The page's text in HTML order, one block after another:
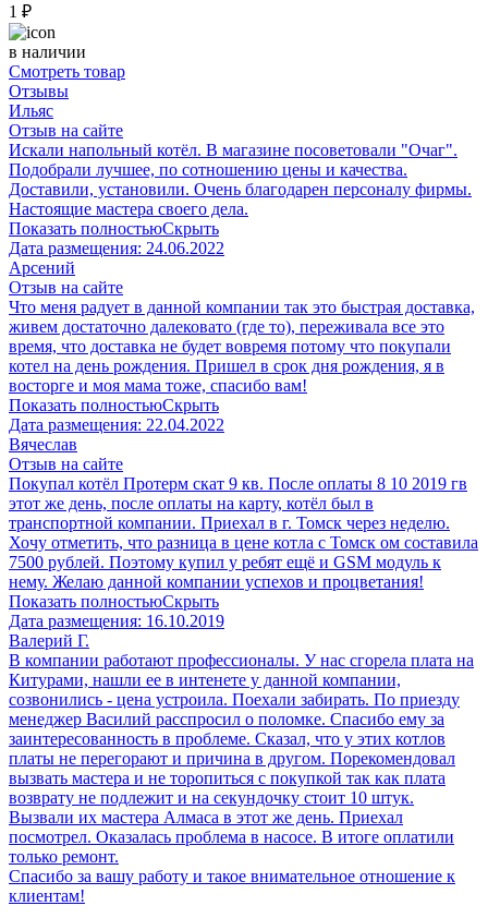
1 ₽
в наличии
Смотреть товар
Отзывы
Ильяс
Отзыв на сайте
Искали напольный котёл. В магазине посоветовали "Очаг".
Подобрали лучшее, по сотношению цены и качества.
Доставили, установили. Очень благодарен персоналу фирмы.
Настоящие мастера своего дела.
Показать полностьюСкрыть
Дата размещения: 24.06.2022
Арсений
Отзыв на сайте
Что меня радует в данной компании так это быстрая доставка,
живем достаточно далековато (где то), переживала все это
время, что доставка не будет вовремя потому что покупали
котел на день рождения. Пришел в срок дня рождения, я в
восторге и моя мама тоже, спасибо вам!
Показать полностьюСкрыть
Дата размещения: 22.04.2022
Вячеслав
Отзыв на сайте
Покупал котёл Протерм скат 9 кв. После оплаты 8 10 2019 гв
этот же день, после оплаты на карту, котёл был в
транспортной компании. Приехал в г. Томск через неделю.
Хочу отметить, что разница в цене котла с Томск ом составила
7500 рублей. Поэтому купил у ребят ещё и GSM модуль к
нему. Желаю данной компании успехов и процветания!
Показать полностьюСкрыть
Дата размещения: 16.10.2019
Валерий Г.
В компании работают профессионалы. У нас сгорела плата на
Китурами, нашли ее в интенете у данной компании,
созвонились - цена устроила. Поехали забирать. По приезду
менеджер Василий расспросил о поломке. Спасибо ему за
заинтересованность в проблеме. Сказал, что у этих котлов
платы не перегорают и причина в другом. Порекомендовал
вызвать мастера и не торопиться с покупкой так как плата
возврату не подлежит и на секундочку стоит 10 штук.
Вызвали их мастера Алмаса в этот же день. Приехал
посмотрел. Оказалась проблема в насосе. В итоге оплатили
только ремонт.
Спасибо за вашу работу и такое внимательное отношение к
клиентам!